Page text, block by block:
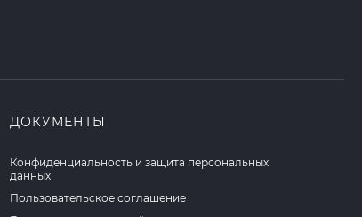
ДОКУМЕНТЫ
Конфиденциальность и защита персональных
данных
Пользовательское соглашение